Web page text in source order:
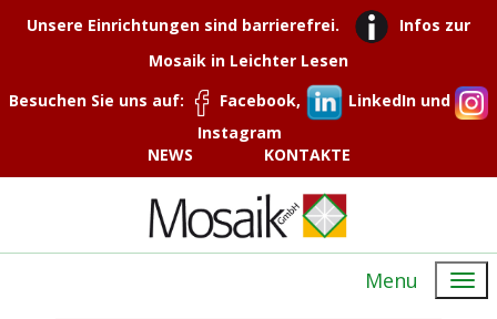
Unsere Einrichtungen sind barrierefrei.
Infos zur
Mosaik in Leichter Lesen
Besuchen Sie uns auf:
Facebook,
LinkedIn und
Instagram
NEWS
KONTAKTE
Menu